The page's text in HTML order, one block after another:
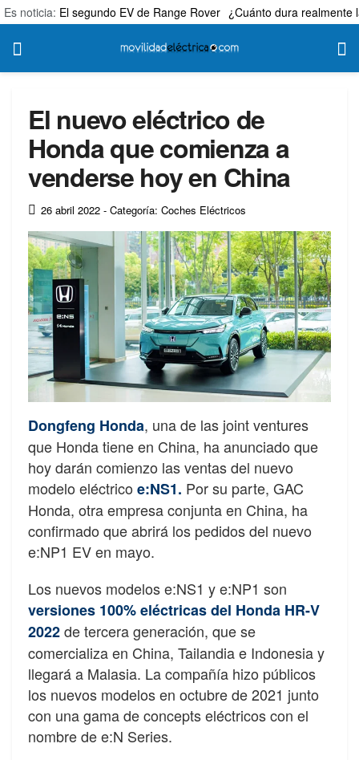
Es noticia: El segundo EV de Range Rover ¿Cuánto dura realmente
El nuevo eléctrico de
Honda que comienza a
venderse hoy en China
26 abril 2022 - Categoría: Coches Eléctricos
Dongfeng Honda, una de las joint ventures
que Honda tiene en China, ha anunciado que
hoy darán comienzo las ventas del nuevo
modelo eléctrico e:NS1. Por su parte, GAC
Honda, otra empresa conjunta en China, ha
confirmado que abrirá los pedidos del nuevo
e:NP1 EV en mayo.
Los nuevos modelos e:NS1 y e:NP1 son
versiones 100% eléctricas del Honda HR-V
2022de tercera generación, que se
comercializa en China, Tailandia e Indonesia y
llegará a Malasia. La compañía hizo públicos
los nuevos modelos en octubre de 2021 junto
con una gama de concepts eléctricos con el
nombre de e:N Series.